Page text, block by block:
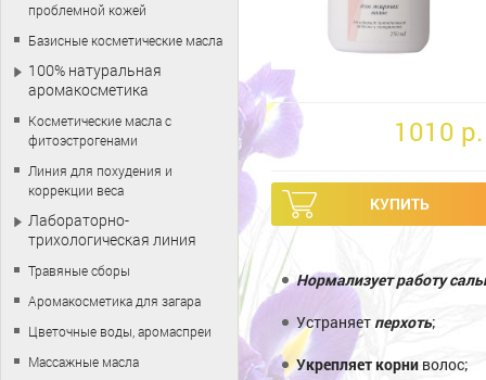
1010 p.
Нормализует работу
Устраняетперхоть;
Укрепляет корни волос;
проблемной кожей
Базисные косметические масла
100% натуральная
аромакосметика
Косметические масла с
фитоэстрогенами
Линия для похудения и
коррекции веса
Лабораторно-
трихологическая линия
Травяные сборы
Аромакосметика для загара
Цветочные воды, аромаспреи
Массажные масла